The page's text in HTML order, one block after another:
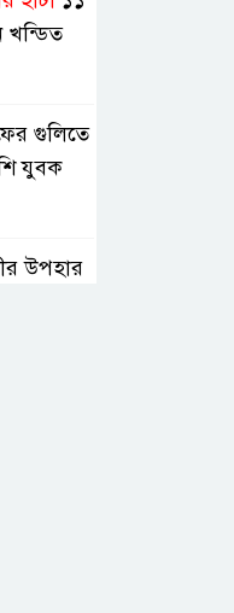
খন্ডিত
গুলিতে
যুবক
উপহার